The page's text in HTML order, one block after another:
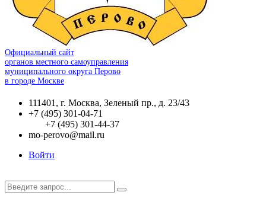
Официальный сайт
органов местного самоуправления
муниципального округа Перово
в городе Москве
111401, г. Москва, Зеленый пр., д. 23/43
+7 (495) 301-04-71
+7 (495) 301-44-37
mo-perovo@mail.ru
Войти